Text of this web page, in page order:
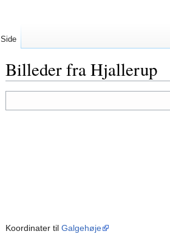
Billeder fra Hjallerup
til
til
Koordinater til Galgehøje
Side